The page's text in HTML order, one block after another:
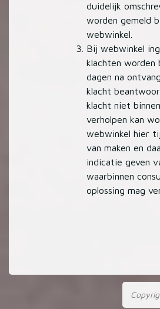
duidelijk
worden gemeld
webwinkel.
Bij webwinkel
klachten worden
dagen na
klacht
klacht niet
verholpen kan
webwinkel hier
van maken en
indicatie geven
waarbinnen
oplossing mag